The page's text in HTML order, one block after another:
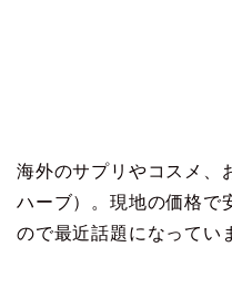
海外のサプリやコスメ、
ハーブ）。現地の価格で
ので最近話題になってい